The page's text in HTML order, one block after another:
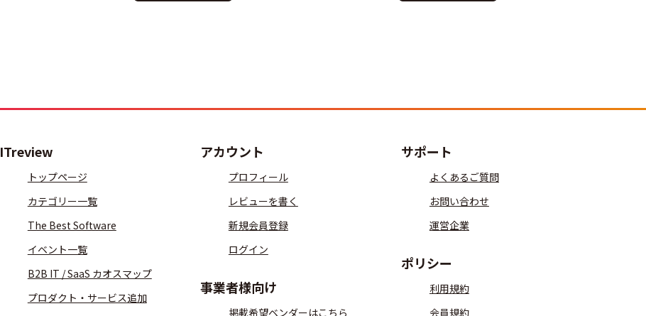
ITreview
トップページ
カテゴリー一覧
The Best Software
イベント一覧
B2B IT / SaaS カオスマップ
プロダクト・サービス追加
アカウント
プロフィール
レビューを書く
新規会員登録
ログイン
事業者様向け
掲載希望ベンダーはこちら
サポート
よくあるご質問
お問い合わせ
運営企業
ポリシー
利用規約
会員規約